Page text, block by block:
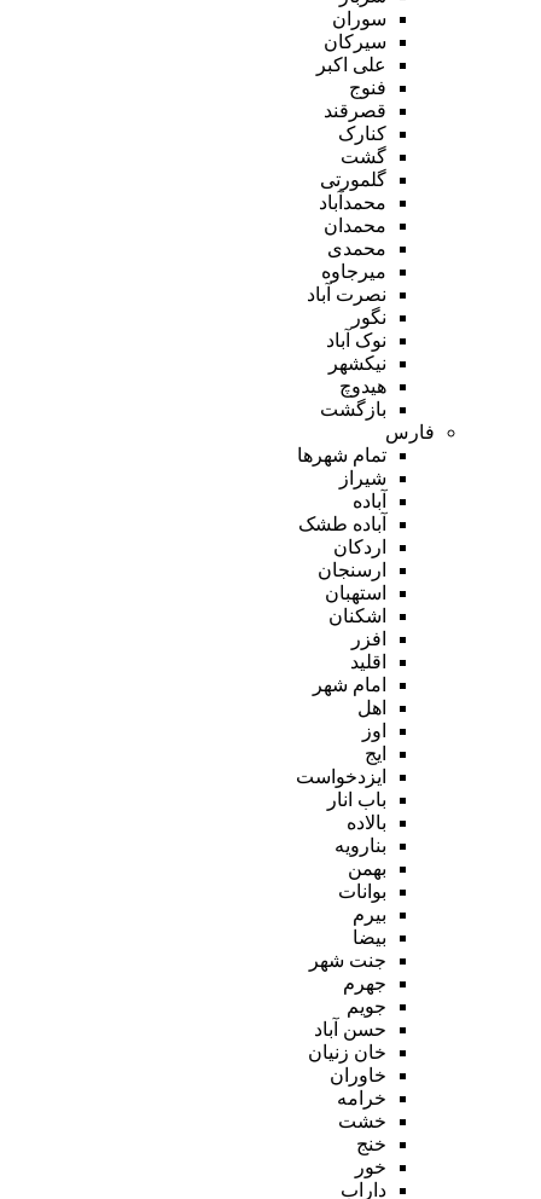
سوران
سیرکان
علی اکبر
فنوج
قصرقند
کنارک
گشت
گلمورتی
محمدآباد
محمدان
محمدی
میرجاوه
نصرت آباد
نگور
نوک آباد
نیکشهر
هیدوچ
بازگشت
فارس
تمام شهر‌ها
شیراز
آباده
آباده طشک
اردکان
ارسنجان
استهبان
اشکنان
افزر
اقلید
امام شهر
اهل
اوز
ایج
ایزدخواست
باب انار
بالاده
بنارویه
بهمن
بوانات
بیرم
بیضا
جنت شهر
جهرم
جویم
حسن آباد
خان زنیان
خاوران
خرامه
خشت
خنج
خور
داراب